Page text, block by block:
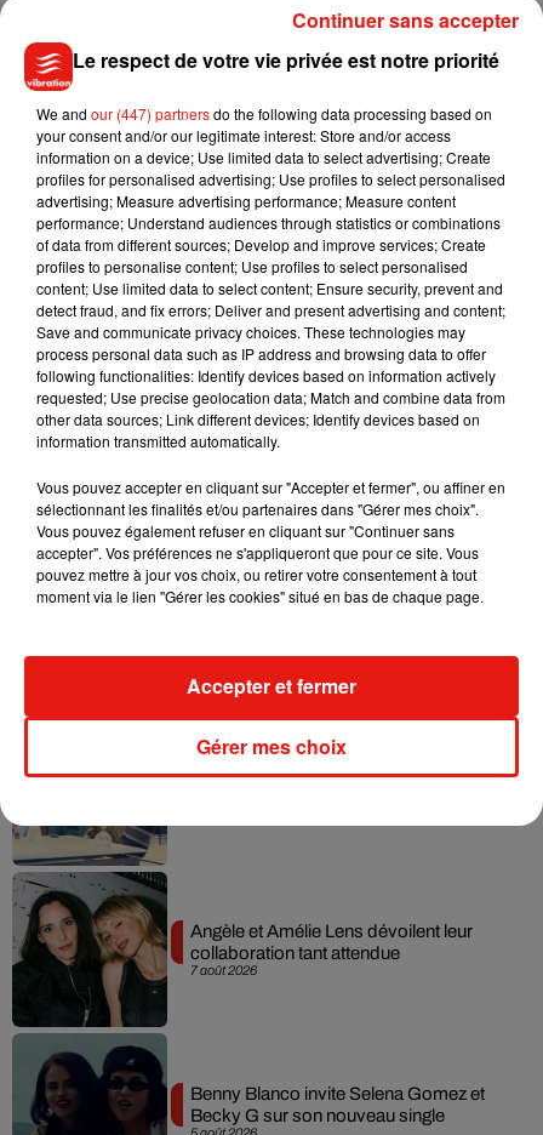
Astra Zeneca qui protège contre 99% des virus qui circulent
sur notre territoire", a-t-il assuré.
Il a affirmé qu'il reviendrait au centre hospitalier de Melun
dans neuf à douze semaines, pour recevoir sa deuxième
injection.
(Avec AFP)
Musique
7 août 2026
Julien Lieb s’essaye à la vie de chatelain
Madonna sort enfin le remix de « Love
Tayc et Didi B dévoilent le single le plus
7 août 2026
Angèle et Amélie Lens dévoilent leur
collaboration tant attendue
Benny Blanco invite Selena Gomez et
Becky G sur son nouveau single
Le respect de votre vie privée est notre priorité
We and our (447) partnersdo the following data processing based on
your consent and/or our legitimate interest: Store and/or access
information on a device; Use limited data to select advertising; Create
profiles for personalised advertising; Use profiles to select personalised
advertising; Measure advertising performance; Measure content
performance; Understand audiences through statistics or combinations
of data from different sources; Develop and improve services; Create
profiles to personalise content; Use profiles to select personalised
content; Use limited data to select content; Ensure security, prevent and
detect fraud, and fix errors; Deliver and present advertising and content;
Save and communicate privacy choices. These technologies may
process personal data such as IP address and browsing data to offer
following functionalities: Identify devices based on information actively
requested; Use precise geolocation data; Match and combine data from
other data sources; Link different devices; Identify devices based on
information transmitted automatically.
Vous pouvez accepter en cliquant sur "Accepter et fermer", ou affiner en
sélectionnant les finalités et/ou partenaires dans "Gérer mes choix".
Vous pouvez également refuser en cliquant sur "Continuer sans
accepter". Vos préférences ne s'appliqueront que pour ce site. Vous
pouvez mettre à jour vos choix, ou retirer votre consentement à tout
moment via le lien "Gérer les cookies" situé en bas de chaque page.
Gérer mes choix
Accepter et fermer
Continuer sans accepter